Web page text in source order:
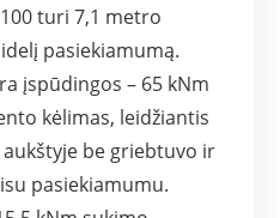
turi 7,1 metro
pasiekiamumą.
įspūdingos – 65 kNm
kėlimas, leidžiantis
be griebtuvo ir
pasiekiamumu.